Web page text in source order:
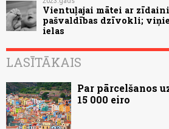
Vientuļajai mātei ar
pašvaldības dzīvokli;
ielas
LASĪTĀKAIS
Par pārcelšanos
15 000 eiro